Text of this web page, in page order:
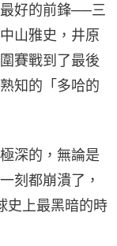
好的前鋒──三
山雅史，井原
賽戰到了最後
知的「多哈的
深的，無論是
刻都崩潰了，
史上最黑暗的時